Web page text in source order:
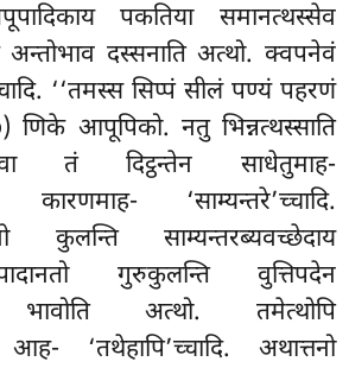
पकतिया समानत्थस्सेव
अन्तोभाव दस्सनाति अत्थो. क्वपनेवं
‘‘तमस्स सिप्पं सीलं पण्यं पहरणं
णिके आपूपिको. नतु भिन्नत्थस्साति
तं दिट्ठन्तेन साधेतुमाह-
कारणमाह- ‘साम्यन्तरे’च्चादि.
कुलन्ति साम्यन्तरब्यवच्छेदाय
गुरुकुलन्ति वुत्तिपदेन
भावोति अत्थो. तमेत्थोपि
आह- ‘तथेहापि’च्चादि. अथात्तनो